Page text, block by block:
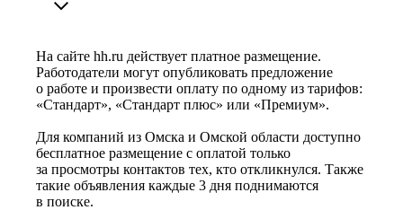
На сайте hh.ru действует платное размещение.
Работодатели могут опубликовать предложение
о работе и произвести оплату по одному из тарифов:
«Стандарт», «Стандарт плюс» или «Премиум».
Для компаний из Омска и Омской области доступно
бесплатное размещение с оплатой только
за просмотры контактов тех, кто откликнулся. Также
такие объявления каждые 3 дня поднимаются
в поиске.